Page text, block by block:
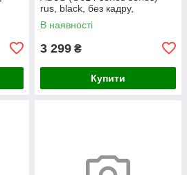
rus, black, без кадру,
підсвічування клавіш (RGB 4)
В наявності
3 299 ₴
Купити